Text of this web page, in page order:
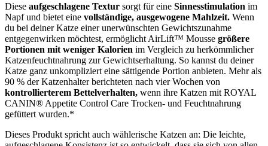
Diese aufgeschlagene Textur sorgt für eine Sinnesstimulation im
Napf und bietet eine vollständige, ausgewogene Mahlzeit. Wenn
du bei deiner Katze einer unerwünschten Gewichtszunahme
entgegenwirken möchtest, ermöglicht AirLift™ Mousse größere
Portionen mit weniger Kalorien im Vergleich zu herkömmlicher
Katzenfeuchtnahrung zur Gewichtserhaltung. So kannst du deiner
Katze ganz unkompliziert eine sättigende Portion anbieten. Mehr als
90 % der Katzenhalter berichteten nach vier Wochen von
kontrollierterem Bettelverhalten, wenn ihre Katzen mit ROYAL
CANIN® Appetite Control Care Trocken- und Feuchtnahrung
gefüttert wurden.*
Dieses Produkt spricht auch wählerische Katzen an: Die leichte,